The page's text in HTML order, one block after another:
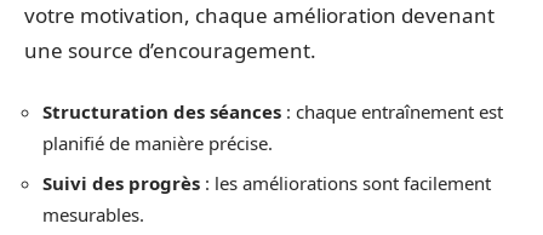
votre motivation, chaque amélioration devenant
une source d’encouragement.
Structuration des séances : chaque entraînement est
planifié de manière précise.
Suivi des progrès : les améliorations sont facilement
mesurables.